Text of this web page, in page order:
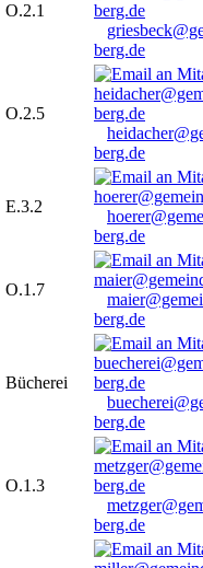
O.2.1
berg.de
O.2.5
berg.de
E.3.2
berg.de
O.1.7
berg.de
Bücherei
berg.de
O.1.3
berg.de